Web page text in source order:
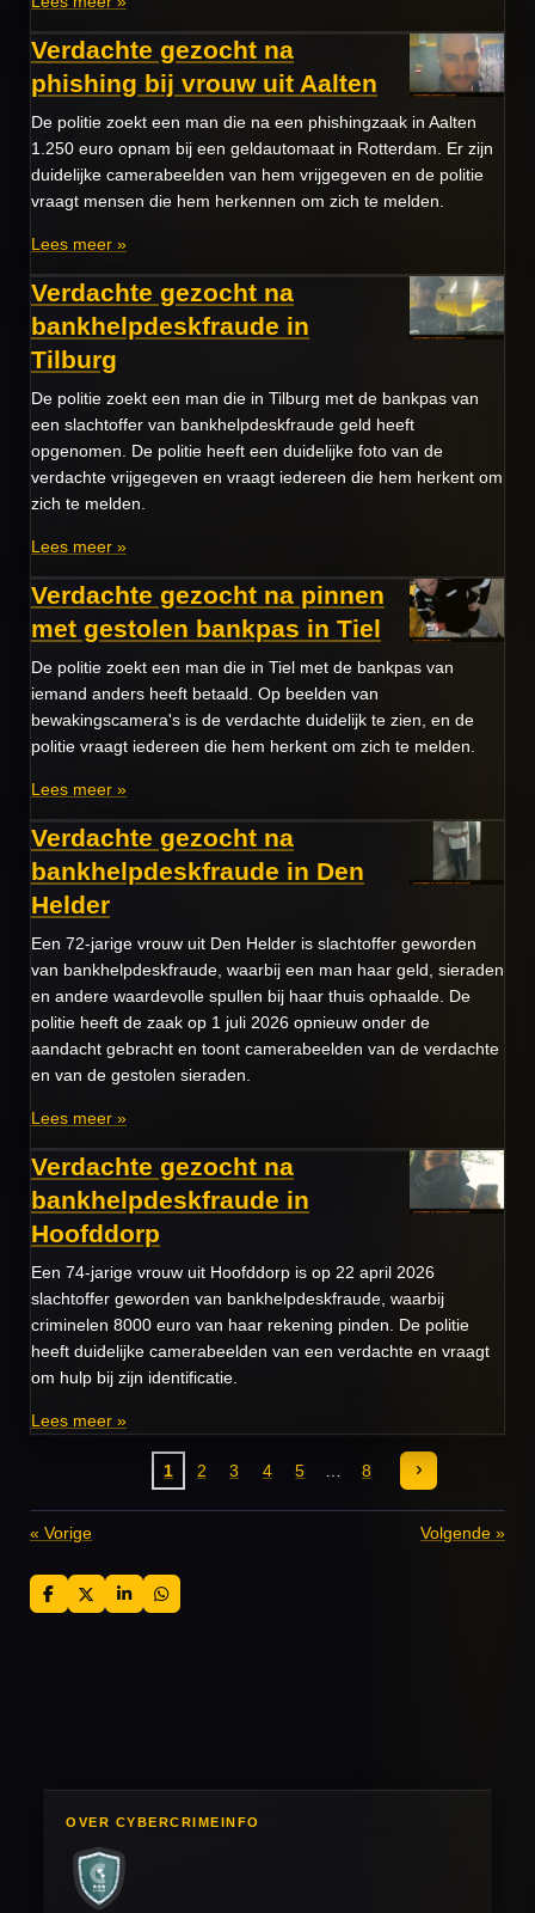
Verdachte gezocht na
phishing bij vrouw uit Aalten
De politie zoekt een man die na een phishingzaak in Aalten
1.250 euro opnam bij een geldautomaat in Rotterdam. Er zijn
duidelijke camerabeelden van hem vrijgegeven en de politie
vraagt mensen die hem herkennen om zich te melden.
Lees meer »
Verdachte gezocht na
bankhelpdeskfraude in
Tilburg
De politie zoekt een man die in Tilburg met de bankpas van
een slachtoffer van bankhelpdeskfraude geld heeft
opgenomen. De politie heeft een duidelijke foto van de
verdachte vrijgegeven en vraagt iedereen die hem herkent om
zich te melden.
Lees meer »
Verdachte gezocht na pinnen
met gestolen bankpas in Tiel
De politie zoekt een man die in Tiel met de bankpas van
iemand anders heeft betaald. Op beelden van
bewakingscamera's is de verdachte duidelijk te zien, en de
politie vraagt iedereen die hem herkent om zich te melden.
Lees meer »
Verdachte gezocht na
bankhelpdeskfraude in Den
Helder
Een 72-jarige vrouw uit Den Helder is slachtoffer geworden
van bankhelpdeskfraude, waarbij een man haar geld, sieraden
en andere waardevolle spullen bij haar thuis ophaalde. De
politie heeft de zaak op 1 juli 2026 opnieuw onder de
aandacht gebracht en toont camerabeelden van de verdachte
en van de gestolen sieraden.
Lees meer »
Verdachte gezocht na
bankhelpdeskfraude in
Hoofddorp
Een 74-jarige vrouw uit Hoofddorp is op 22 april 2026
slachtoffer geworden van bankhelpdeskfraude, waarbij
criminelen 8000 euro van haar rekening pinden. De politie
heeft duidelijke camerabeelden van een verdachte en vraagt
om hulp bij zijn identificatie.
Lees meer »
1 2 3 4 5 8
« Vorige Volgende »
D
e
D
e
S
h
D
e
OVER CYBERCRIMEINFO